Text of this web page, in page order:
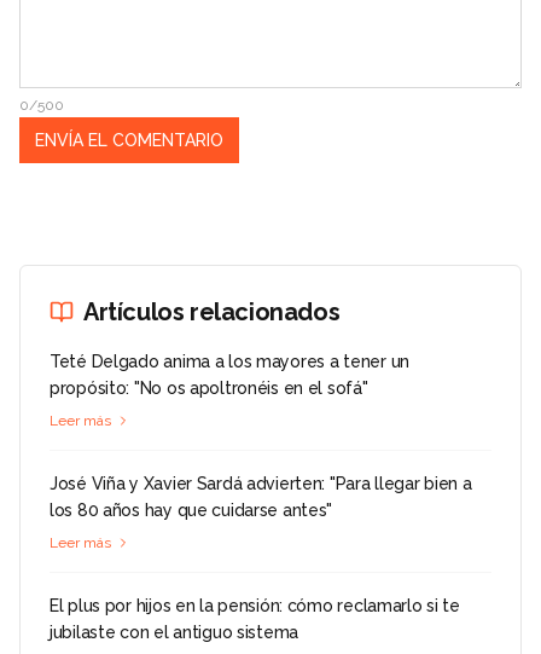
0/500
Artículos relacionados
Teté Delgado anima a los mayores a tener un
propósito: "No os apoltronéis en el sofá"
Leer más
José Viña y Xavier Sardá advierten: "Para llegar bien a
los 80 años hay que cuidarse antes"
Leer más
El plus por hijos en la pensión: cómo reclamarlo si te
jubilaste con el antiguo sistema